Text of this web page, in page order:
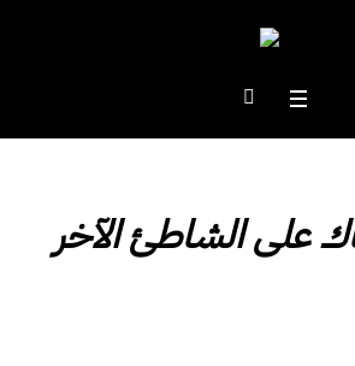
على الشاطئ الآخر